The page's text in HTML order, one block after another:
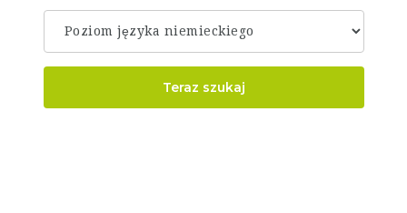
Teraz szukaj